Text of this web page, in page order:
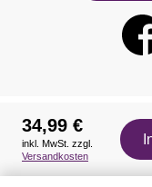
34,99 €
inkl. MwSt. zzgl.
Versandkosten